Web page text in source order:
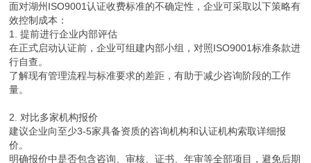
面对湖州ISO9001认证收费标准的不确定性，企业可采取以下策略有
效控制成本：
1. 提前进行企业内部评估
在正式启动认证前，企业可组建内部小组，对照ISO9001标准条款进
行自查。
了解现有管理流程与标准要求的差距，有助于减少咨询阶段的工作
量。
2. 对比多家机构报价
建议企业向至少3-5家具备资质的咨询机构和认证机构索取详细报
价。
明确报价中是否包含咨询、审核、证书、年审等全部项目，避免后期